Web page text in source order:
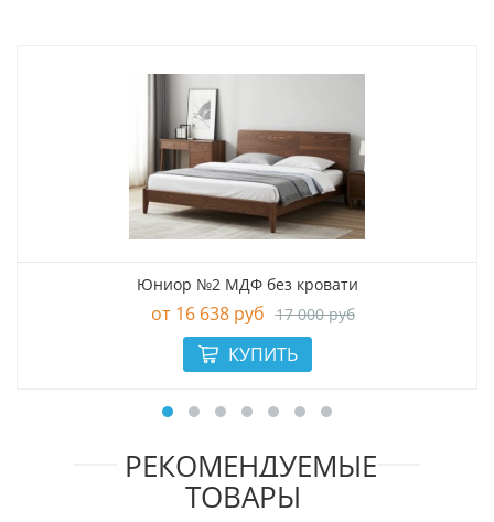
Юниор №2 МДФ без кровати
16 638 руб 17 000 руб
РЕКОМЕНДУЕМЫЕ
ТОВАРЫ